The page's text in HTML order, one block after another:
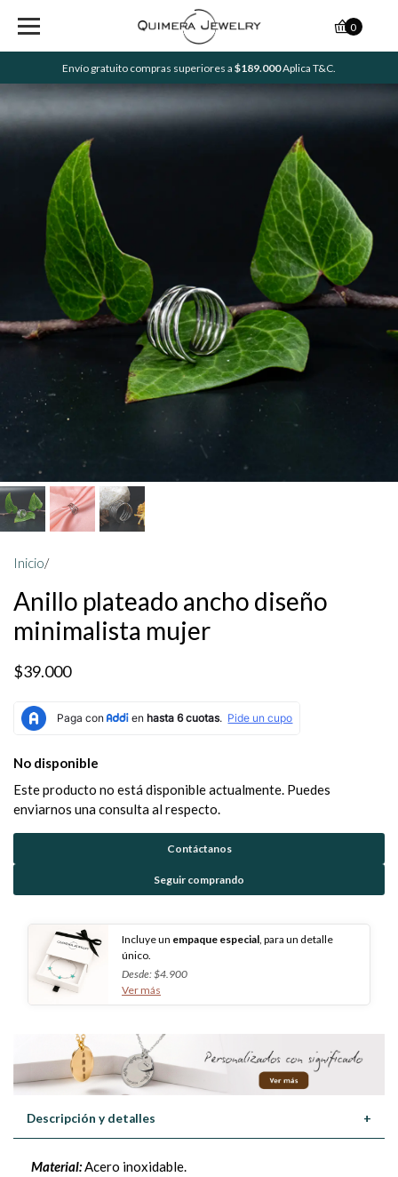
Envío gratuito compras superiores a $189.000Aplica T&C.
0
Inicio/
Anillo plateado ancho diseño
minimalista mujer
$39.000
No disponible
Este producto no está disponible actualmente. Puedes
enviarnos una consulta al respecto.
Contáctanos
Seguir comprando
Incluye un empaque especial , para un detalle
único.
Desde: $4.900
Ver más
Descripción y detalles +
Material:Acero inoxidable.